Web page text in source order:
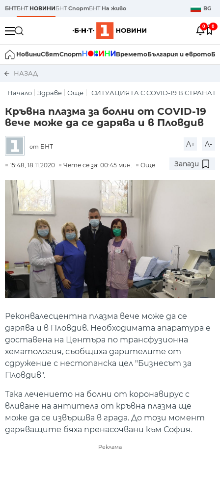
БНТБНТ НОВИНИБНТСпортБНТ На живо BG
0 0
НовиниСвятСпорт ВреметоБългария и еврото
НАЗАД
Начало Здраве Още СИТУАЦИЯТА С COVID-19 В
Кръвна плазма за болни от COVID-19
вече може да се дарява и в Пловдив
от БНТ A+ A-
15:48, 18.11.2020 Чете се за: 00:45 мин. Още Запази
Реконвалесцентна плазма вече може да се
дарява и в Пловдив. Необходимата апаратура е
доставена на Центъра по трансфузионна
хематология, съобщиха дарителите от
сдружение с нестопанска цел "Бизнесът за
Пловдив".
Така лечението на болни от коронавирус с
вливане на антитела от кръвна плазма ще
може да се извършва в града. До този момент
даряващите бяха пренасочвани към София.
Реклама